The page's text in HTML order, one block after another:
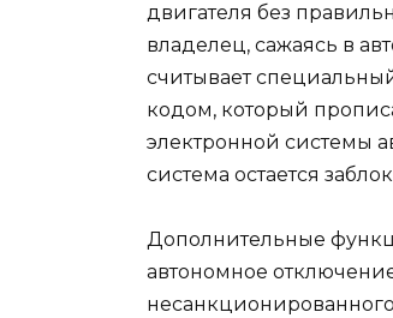
двигателя без
владелец, сажаясь в
считывает
кодом, который
электронной системы
система остается
Дополнительные
автономное